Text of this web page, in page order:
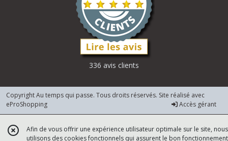
336 avis clients
Copyright Au temps qui passe. Tous droits réservés. Site réalisé avec
eProShopping
Accès gérant
Afin de vous offrir une expérience utilisateur optimale sur le site, nous
utilisons des cookies fonctionnels qui assurent le bon fonctionnement